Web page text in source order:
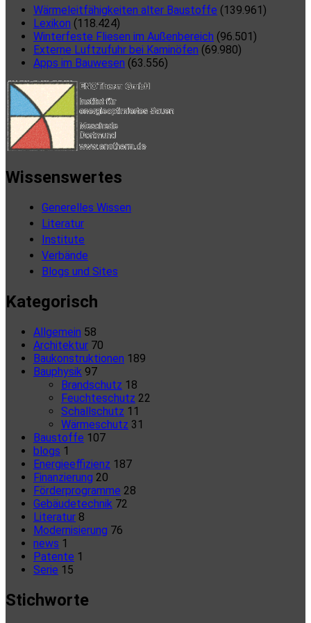
Wärmeleitfähigkeiten alter Baustoffe (139.961)
Lexikon (118.424)
Winterfeste Fliesen im Außenbereich (96.501)
Externe Luftzufuhr bei Kaminöfen (69.980)
Apps im Bauwesen (63.556)
Wissenswertes
Generelles Wissen
Literatur
Institute
Verbände
Blogs und Sites
Kategorisch
Allgemein 58
Architektur 70
Baukonstruktionen 189
Bauphysik 97
Brandschutz 18
Feuchteschutz 22
Schallschutz 11
Wärmeschutz 31
Baustoffe 107
blogs 1
Energieeffizienz 187
Finanzierung 20
Förderprogramme 28
Gebäudetechnik 72
Literatur 8
Modernisierung 76
news 1
Patente 1
Serie 15
Stichworte